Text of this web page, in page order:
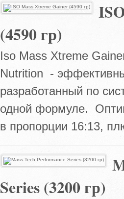
(4590 гр)
Iso Mass Xtreme
Nutrition -
разработанный по
одной формуле.
в пропорции 16:13,
Series (3200 гр)